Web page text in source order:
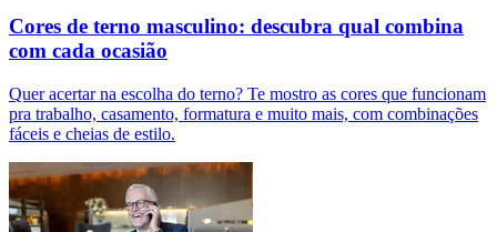
Cores de terno masculino: descubra qual combina
com cada ocasião
Quer acertar na escolha do terno? Te mostro as cores que funcionam
pra trabalho, casamento, formatura e muito mais, com combinações
fáceis e cheias de estilo.